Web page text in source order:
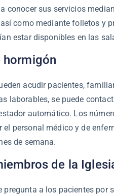
conocer sus servicios
como mediante folletos y
estar disponibles en las
hormigón
acudir pacientes,
laborables, se puede
automático. Los
personal médico y de
de semana.
de la
pregunta a los pacientes por